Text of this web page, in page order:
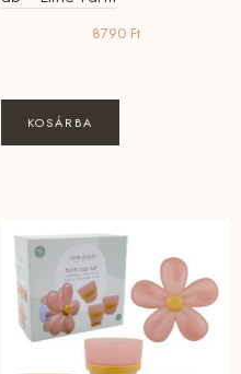
8790 Ft
KOSÁRBA